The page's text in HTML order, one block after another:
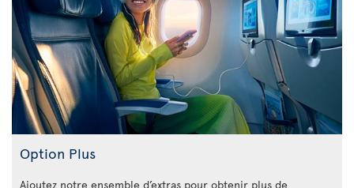
Option Plus
Ajoutez notre ensemble d’extras pour obtenir plus de